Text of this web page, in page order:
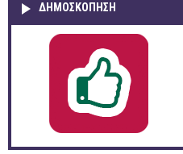
ΔΗΜΟΣΚΌΠΗΣΗ